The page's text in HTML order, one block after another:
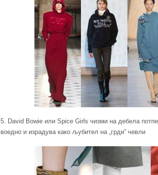
5. David Bowie или Spice Girls чизми на дебела
воедно и израдува како љубител на „грди” чевли